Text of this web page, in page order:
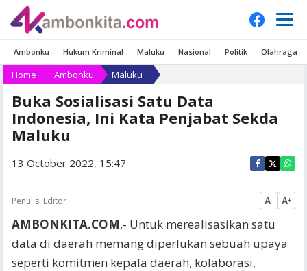
Ambonku Hukum Kriminal Maluku Nasional Politik Olahraga
Home Ambonku Maluku
Buka Sosialisasi Satu Data
Indonesia, Ini Kata Penjabat Sekda
Maluku
13 October 2022, 15:47
Penulis: Editor A- A+
AMBONKITA.COM,- Untuk merealisasikan satu
data di daerah memang diperlukan sebuah upaya
seperti komitmen kepala daerah, kolaborasi,